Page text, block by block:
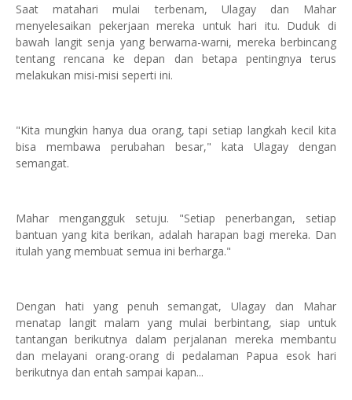
Saat matahari mulai terbenam, Ulagay dan Mahar
menyelesaikan pekerjaan mereka untuk hari itu. Duduk di
bawah langit senja yang berwarna-warni, mereka berbincang
tentang rencana ke depan dan betapa pentingnya terus
melakukan misi-misi seperti ini.
"Kita mungkin hanya dua orang, tapi setiap langkah kecil kita
bisa membawa perubahan besar," kata Ulagay dengan
semangat.
Mahar mengangguk setuju. "Setiap penerbangan, setiap
bantuan yang kita berikan, adalah harapan bagi mereka. Dan
itulah yang membuat semua ini berharga."
Dengan hati yang penuh semangat, Ulagay dan Mahar
menatap langit malam yang mulai berbintang, siap untuk
tantangan berikutnya dalam perjalanan mereka membantu
dan melayani orang-orang di pedalaman Papua esok hari
berikutnya dan entah sampai kapan...